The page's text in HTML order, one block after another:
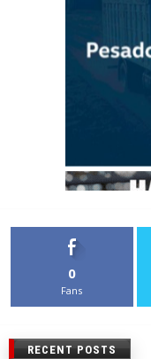
0
Fans
RECENT POSTS